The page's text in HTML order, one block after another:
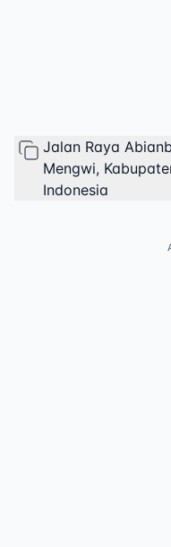
Jalan Raya
Mengwi,
Indonesia